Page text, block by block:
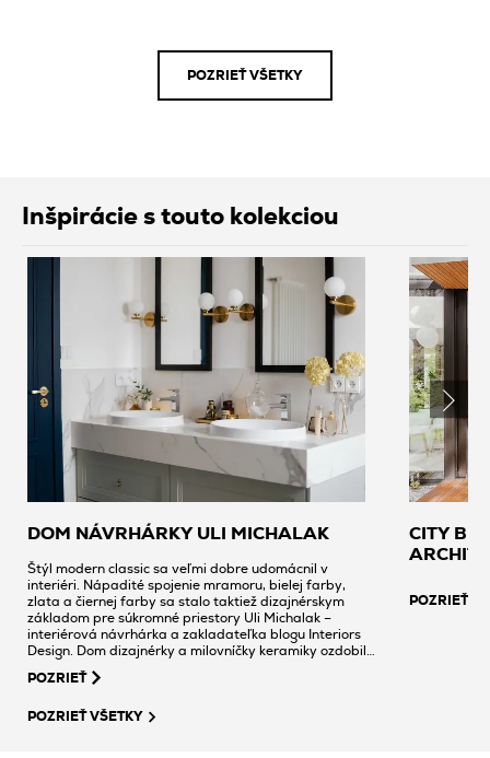
POZRIEŤ VŠETKY
Inšpirácie s touto kolekciou
DOM NÁVRHÁRKY ULI MICHALAK
Štýl modern classic sa veľmi dobre udomácnil v
interiéri. Nápadité spojenie mramoru, bielej farby,
zlata a čiernej farby sa stalo taktiež dizajnérskym
základom pre súkromné priestory Uli Michalak –
interiérová návrhárka a zakladateľka blogu Interiors
Design. Dom dizajnérky a milovníčky keramiky ozdobili
POZRIEŤ
CITY
POZRIEŤ
POZRIEŤ VŠETKY